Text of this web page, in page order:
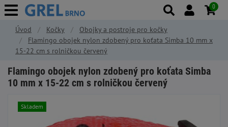
Úvod Kočky
Obojky a postroje pro kočky
Flamingo obojek nylon zdobený pro koťata Simba 10 mm x
15-22 cm s rolničkou červený
Flamingo obojek nylon zdobený pro koťata Simba
10 mm x 15-22 cm s rolničkou červený
Skladem
0